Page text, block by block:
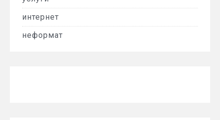
интернет
неформат